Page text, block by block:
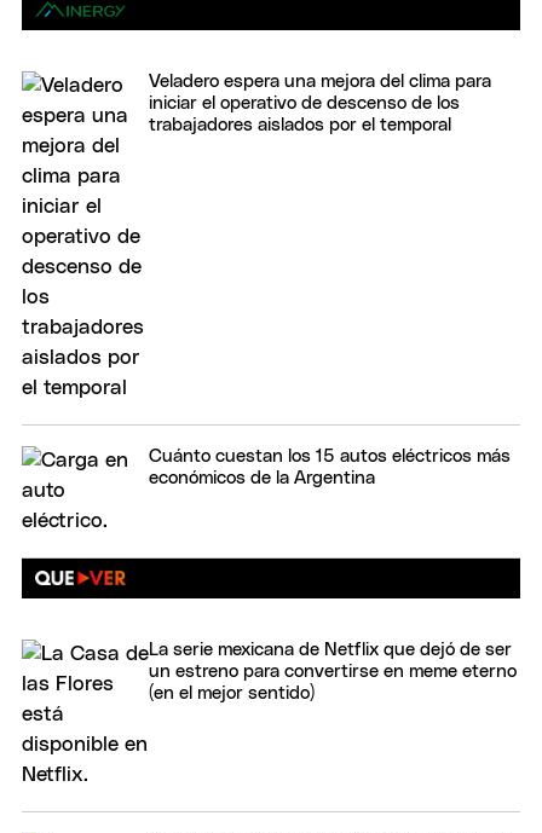
Veladero espera una mejora del clima para
iniciar el operativo de descenso de los
trabajadores aislados por el temporal
Cuánto cuestan los 15 autos eléctricos más
económicos de la Argentina
La serie mexicana de Netflix que dejó de ser
un estreno para convertirse en meme eterno
(en el mejor sentido)